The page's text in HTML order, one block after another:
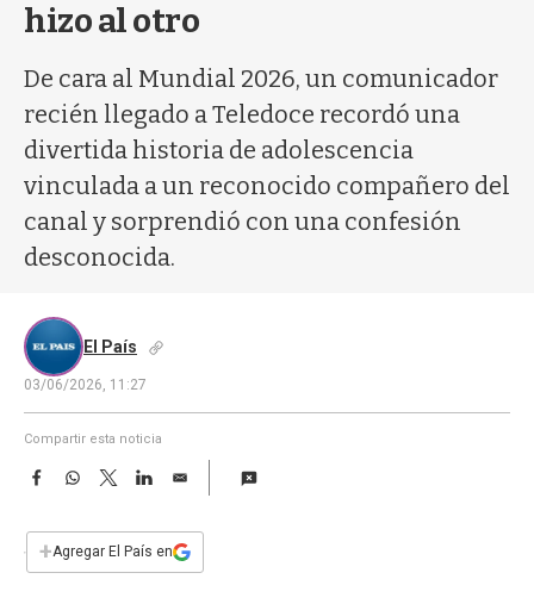
hizo al otro
De cara al Mundial 2026, un comunicador
recién llegado a Teledoce recordó una
divertida historia de adolescencia
vinculada a un reconocido compañero del
canal y sorprendió con una confesión
desconocida.
El País
03/06/2026, 11:27
Compartir esta noticia
F
e
b
W
s
T
w
t
L
E
i
l
+Agregar El País en